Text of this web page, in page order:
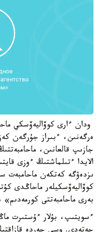
ودان ءارى كوۆاليەۆسكي
ەرگەنىن، ءبىراز جۇرگەن
جازىپ قالعانىن،
الايدا ءتىلماشتىڭ ءوزى
ىزدەۋگە كەتكەن ماحامبەت
كوۆاليەۆسكيلەر ماحاڭدى
بەرى ماحامبەتتى
ءسويتىپ، بۇلار ءۇستىرت